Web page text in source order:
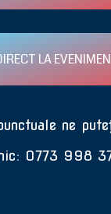
LA
ne
0773 998